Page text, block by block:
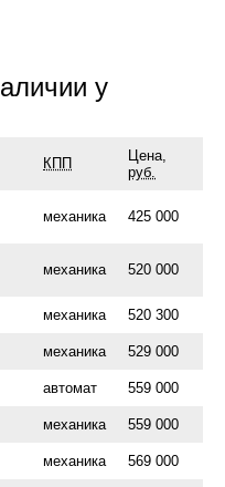
у
КПП
Цена,
руб.
механика 425 000
механика 520 000
механика 520 300
механика 529 000
автомат 559 000
механика 559 000
механика 569 000